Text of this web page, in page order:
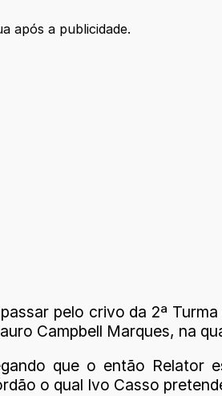
após a publicidade.
pelo crivo da 2ª
Campbell Marques, na
que o então Relator
o qual Ivo Casso